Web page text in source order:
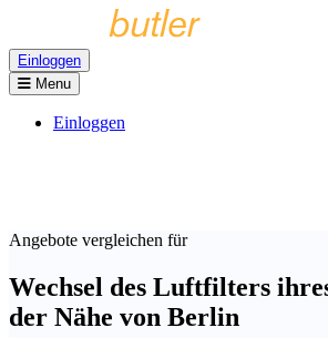
Einloggen
Menu
Einloggen
Angebote vergleichen für
Wechsel des Luftfilters
der Nähe von Berlin